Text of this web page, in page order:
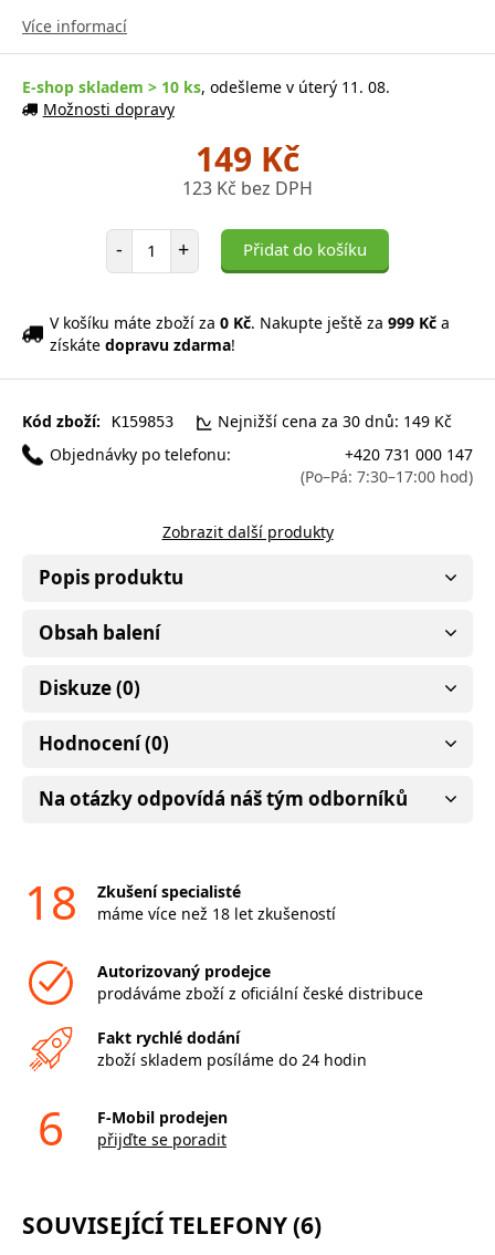
Více informací
E-shop skladem > 10 ks, odešleme v úterý 11. 08.
Možnosti dopravy
149 Kč
123 Kč bez DPH
- Počet položek
+ Přidat do košíku
V košíku máte zboží za 0 Kč. Nakupte ještě za 999 Kč a
získáte dopravu zdarma!
Kód zboží: K159853
Nejnižší cena za 30 dnů: 149 Kč
Objednávky po telefonu:
+420 731 000 147
(Po–Pá: 7:30–17:00 hod)
Zobrazit další produkty
Popis produktu
Obsah balení
Diskuze (0)
Hodnocení (0)
Na otázky odpovídá náš tým odborníků
18
Zkušení specialisté
máme více než 18 let zkušeností
Autorizovaný prodejce
prodáváme zboží z oficiální české distribuce
Fakt rychlé dodání
zboží skladem posíláme do 24 hodin
6
F-Mobil prodejen
přijďte se poradit
SOUVISEJÍCÍ TELEFONY (6)